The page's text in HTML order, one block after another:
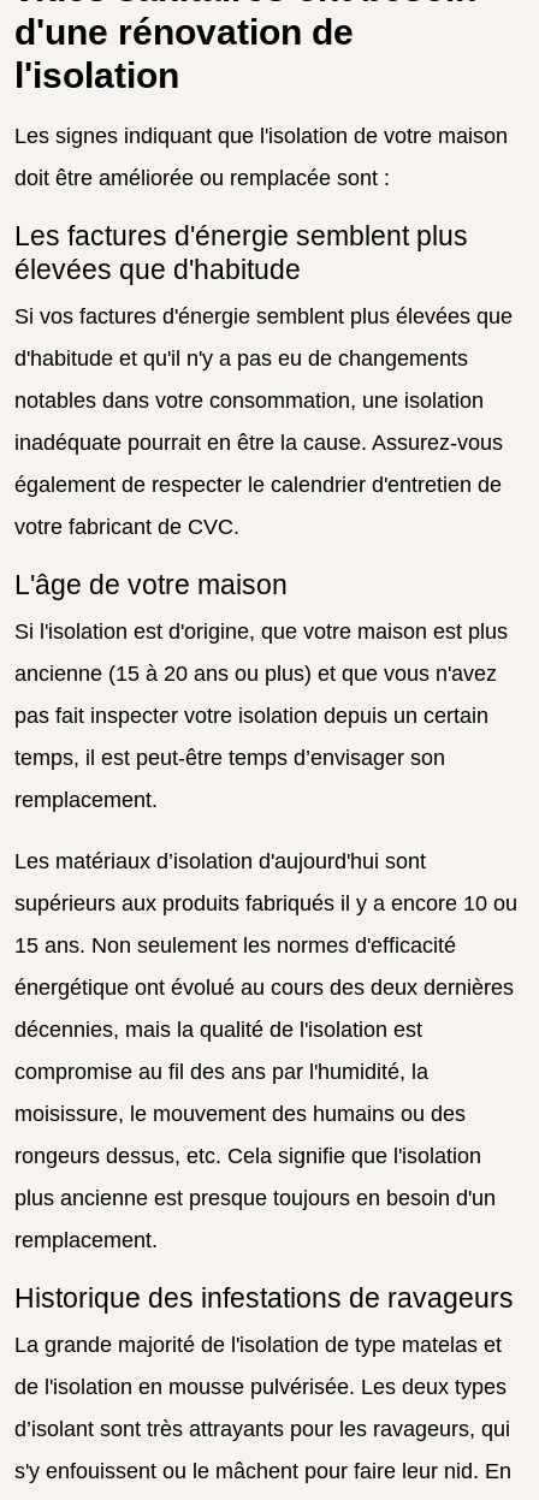
d'une rénovation de
l'isolation
Les signes indiquant que l'isolation de votre maison
doit être améliorée ou remplacée sont :
Les factures d'énergie semblent plus
élevées que d'habitude
Si vos factures d'énergie semblent plus élevées que
d'habitude et qu'il n'y a pas eu de changements
notables dans votre consommation, une isolation
inadéquate pourrait en être la cause. Assurez-vous
également de respecter le calendrier d'entretien de
votre fabricant de CVC.
L'âge de votre maison
Si l'isolation est d'origine, que votre maison est plus
ancienne (15 à 20 ans ou plus) et que vous n'avez
pas fait inspecter votre isolation depuis un certain
temps, il est peut-être temps d’envisager son
remplacement.
Les matériaux d’isolation d'aujourd'hui sont
supérieurs aux produits fabriqués il y a encore 10 ou
15 ans. Non seulement les normes d'efficacité
énergétique ont évolué au cours des deux dernières
décennies, mais la qualité de l'isolation est
compromise au fil des ans par l'humidité, la
moisissure, le mouvement des humains ou des
rongeurs dessus, etc. Cela signifie que l'isolation
plus ancienne est presque toujours en besoin d'un
remplacement.
Historique des infestations de ravageurs
La grande majorité de l'isolation de type matelas et
de l'isolation en mousse pulvérisée. Les deux types
d’isolant sont très attrayants pour les ravageurs, qui
s'y enfouissent ou le mâchent pour faire leur nid. En